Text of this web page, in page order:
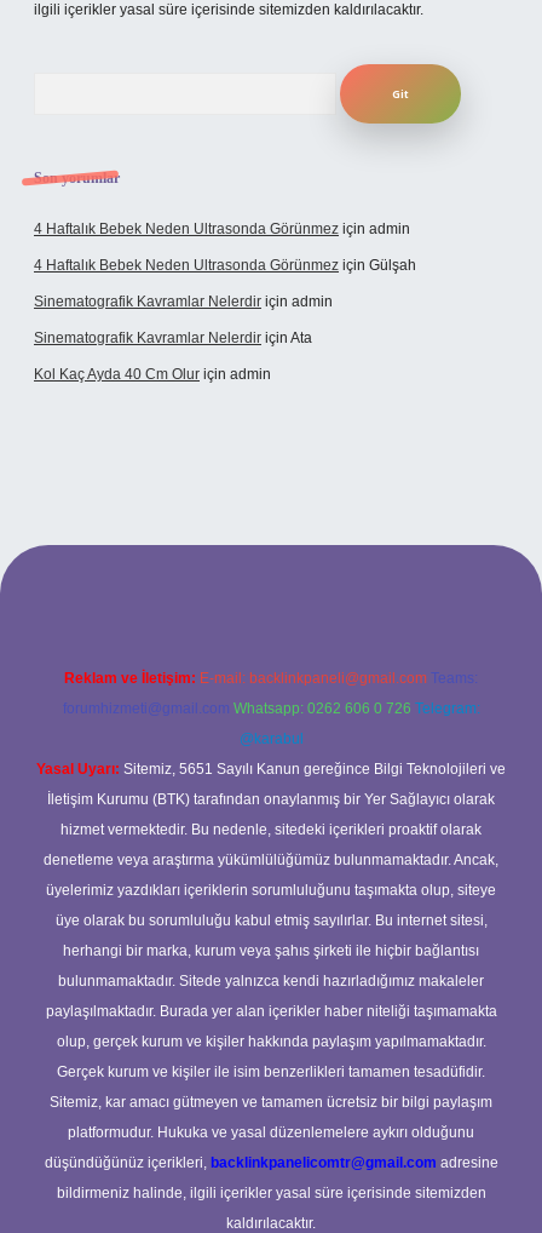
ilgili içerikler yasal süre içerisinde sitemizden kaldırılacaktır.
Son yorumlar
4 Haftalık Bebek Neden Ultrasonda Görünmez için admin
4 Haftalık Bebek Neden Ultrasonda Görünmez için Gülşah
Sinematografik Kavramlar Nelerdir için admin
Sinematografik Kavramlar Nelerdir için Ata
Kol Kaç Ayda 40 Cm Olur için admin
betci
Reklam ve İletişim: E-mail: backlinkpaneli@gmail.com Teams:
forumhizmeti@gmail.com Whatsapp: 0262 606 0 726 Telegram:
@karabul
Yasal Uyarı: Sitemiz, 5651 Sayılı Kanun gereğince Bilgi Teknolojileri ve
İletişim Kurumu (BTK) tarafından onaylanmış bir Yer Sağlayıcı olarak
hizmet vermektedir. Bu nedenle, sitedeki içerikleri proaktif olarak
denetleme veya araştırma yükümlülüğümüz bulunmamaktadır. Ancak,
üyelerimiz yazdıkları içeriklerin sorumluluğunu taşımakta olup, siteye
üye olarak bu sorumluluğu kabul etmiş sayılırlar. Bu internet sitesi,
herhangi bir marka, kurum veya şahıs şirketi ile hiçbir bağlantısı
bulunmamaktadır. Sitede yalnızca kendi hazırladığımız makaleler
paylaşılmaktadır. Burada yer alan içerikler haber niteliği taşımamakta
olup, gerçek kurum ve kişiler hakkında paylaşım yapılmamaktadır.
Gerçek kurum ve kişiler ile isim benzerlikleri tamamen tesadüfidir.
Sitemiz, kar amacı gütmeyen ve tamamen ücretsiz bir bilgi paylaşım
platformudur. Hukuka ve yasal düzenlemelere aykırı olduğunu
düşündüğünüz içerikleri, backlinkpanelicomtr@gmail.com adresine
bildirmeniz halinde, ilgili içerikler yasal süre içerisinde sitemizden
kaldırılacaktır.